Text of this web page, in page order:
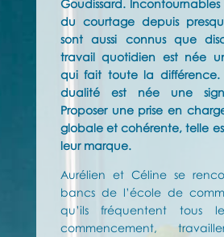
Goudissard. Incontournables
du courtage depuis
sont aussi connus que
travail quotidien est née
qui fait toute la différence.
dualité est née une
Proposer une prise en
globale et cohérente, telle
leur marque.
Aurélien et Céline se
bancs de l’école de
qu’ils fréquentent tous
commencement,